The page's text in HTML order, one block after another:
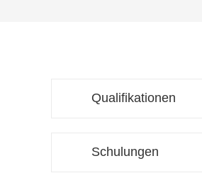
Qualifikationen
Schulungen